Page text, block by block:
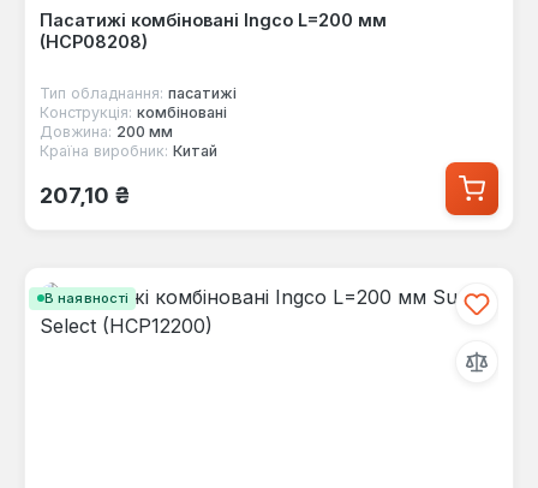
Пасатижі комбіновані Ingco L=200 мм
(HCP08208)
Тип обладнання: пасатижі
Конструкція: комбіновані
Довжина: 200 мм
Країна виробник: Китай
Звичайна ціна:
207,10 ₴
В наявності